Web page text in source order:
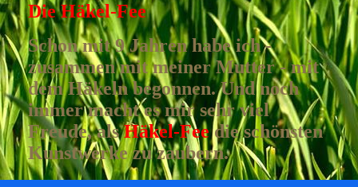
Die Häkel-Fee
Schon mit 9 Jahren habe ich -
zusammen mit meiner Mutter - mit
dem Häkeln begonnen. Und noch
immer macht es mir sehr viel
Freude, alsHäkel-Feedie schönsten
Kunstwerke zu zaubern.